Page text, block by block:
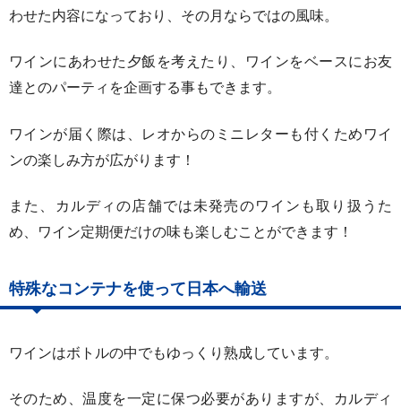
わせた内容になっており、その月ならではの風味。
ワインにあわせた夕飯を考えたり、ワインをベースにお友
達とのパーティを企画する事もできます。
ワインが届く際は、レオからのミニレターも付くためワイ
ンの楽しみ方が広がります！
また、カルディの店舗では未発売のワインも取り扱うた
め、ワイン定期便だけの味も楽しむことができます！
特殊なコンテナを使って日本へ輸送
ワインはボトルの中でもゆっくり熟成しています。
そのため、温度を一定に保つ必要がありますが、カルディ